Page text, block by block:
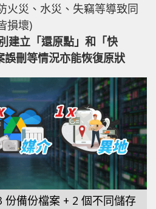
火災、水災、失竊等導致同
損壞)
建立「還原點」和「快
誤刪等情況亦能恢復原狀
份備份檔案 + 2 個不同儲存